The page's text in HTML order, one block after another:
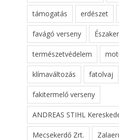
támogatás erdészet
favágó verseny
természetvédelem
klímaváltozás fatolvaj
fakitermelő verseny
ANDREAS STIHL
Mecsekerdő Zrt.